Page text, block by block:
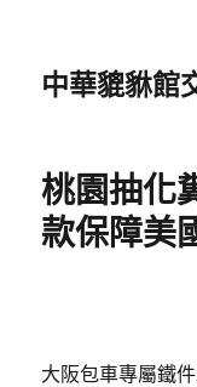
中華貔貅館
桃園抽化
款保障美
大阪包車專屬鐵